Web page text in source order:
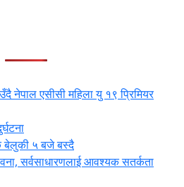
नेपाल एसीसी महिला यु १९ प्रिमियर
बेलुकी ५ बजे बस्दै
सर्वसाधारणलाई आवश्यक सतर्कता